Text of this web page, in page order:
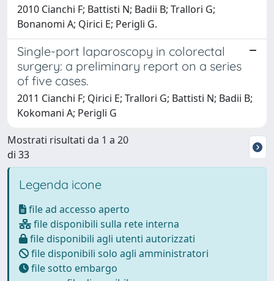
2010 Cianchi F; Battisti N; Badii B; Trallori G;
Bonanomi A; Qirici E; Perigli G.
Single-port laparoscopy in colorectal
surgery: a preliminary report on a series
of five cases.
2011 Cianchi F; Qirici E; Trallori G; Battisti N; Badii B;
Kokomani A; Perigli G
Mostrati risultati da 1 a 20
di 33
Legenda icone
file ad accesso aperto
file disponibili sulla rete interna
file disponibili agli utenti autorizzati
file disponibili solo agli amministratori
file sotto embargo